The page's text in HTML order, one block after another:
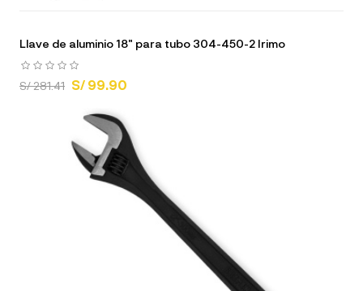
Llave de aluminio 18" para tubo 304-450-2 Irimo
S/ 281.41 S/ 99.90